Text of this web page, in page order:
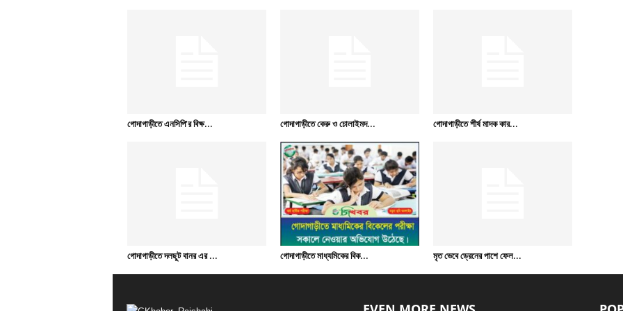
গোদাগাড়ীতে এনসিপি’র বিক্ষ... গোদাগাড়ীতে কেরু ও চোলাইমদ... গোদাগাড়ীতে শীর্ষ মাদক কার...
গোদাগাড়ীতে দলছুট বানর এর ... গোদাগাড়ীতে মাধ্যমিকের বিক... মৃত ভেবে ড্রেনের পাশে ফেল...